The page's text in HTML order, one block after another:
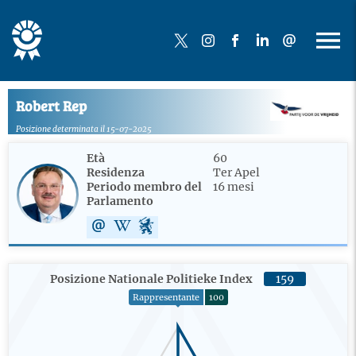
Robert Rep
Posizione determinata il 15-07-2025
Età
60
Residenza
Ter Apel
Periodo membro del
Parlamento
16 mesi
Posizione Nationale Politieke Index 159
Rappresentante 100